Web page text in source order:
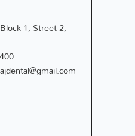
1, Street 2,